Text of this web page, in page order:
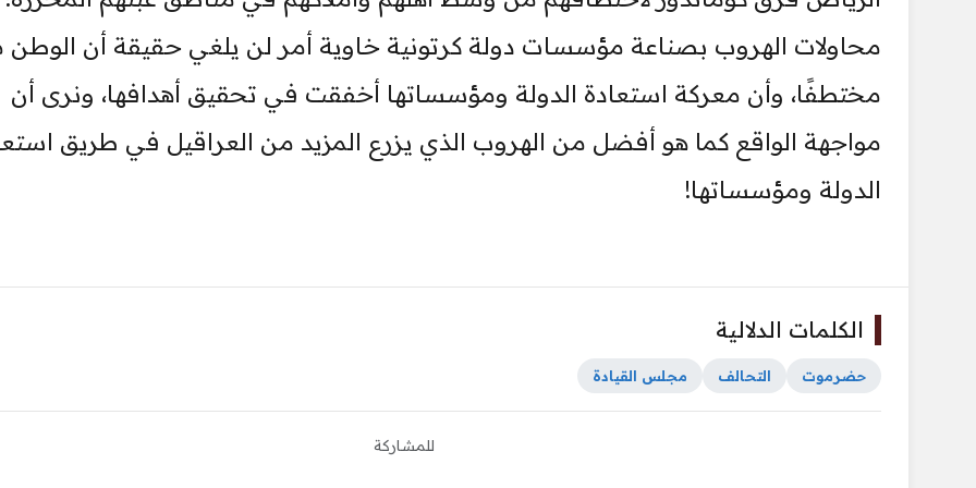
محاولات الهروب بصناعة مؤسسات دولة كرتونية خاوية أمر لن يلغي حقيقة أن الوطن
مختطفًا، وأن معركة استعادة الدولة ومؤسساتها أخفقت في تحقيق أهدافها، ونرى أن
مواجهة الواقع كما هو أفضل من الهروب الذي يزرع المزيد من العراقيل في طريق
الدولة ومؤسساتها!
الكلمات الدلالية
حضرموت التحالف مجلس القيادة
للمشاركة